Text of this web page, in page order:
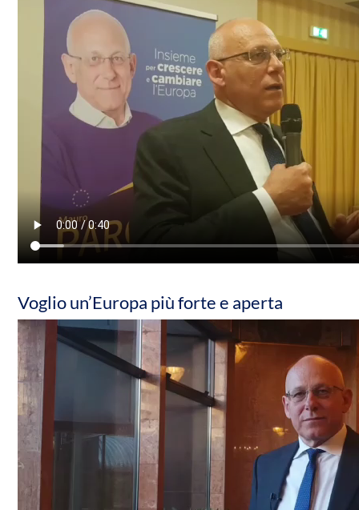
Voglio un’Europa più forte e aperta